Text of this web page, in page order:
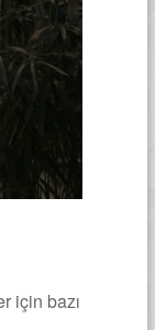
için bazı